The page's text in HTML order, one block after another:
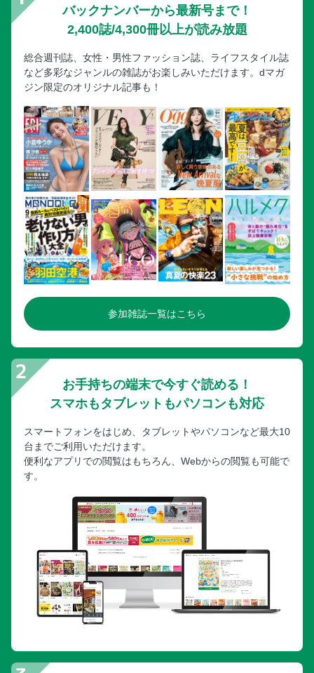
バックナンバーから最新号まで！
2,400誌/4,300冊以上が読み放題
総合週刊誌、女性・男性ファッション誌、ライフスタイル誌
など多彩なジャンルの雑誌がお楽しみいただけます。dマガ
ジン限定のオリジナル記事も！
参加雑誌一覧はこちら
お手持ちの端末で今すぐ読める！
スマホもタブレットもパソコンも対応
スマートフォンをはじめ、タブレットやパソコンなど最大10
台までご利用いただけます。
便利なアプリでの閲覧はもちろん、Webからの閲覧も可能で
す。